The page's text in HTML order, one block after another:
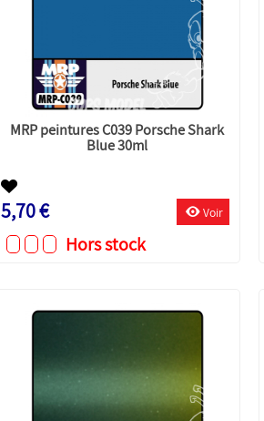
MRP peintures C039 Porsche Shark
Blue 30ml
5,70 € Voir
Hors stock